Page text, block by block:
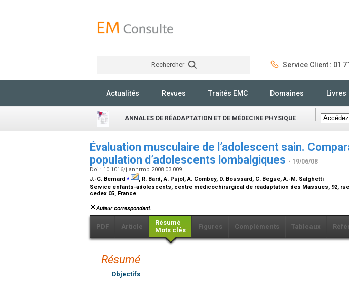
Rechercher Service Client : 01
Actualités Revues Traités EMC Domaines Livres
ANNALES DE RÉADAPTATION ET DE MÉDECINE PHYSIQUE
Évaluation musculaire de l’adolescent sain.
population d’adolescents lombalgiques - 19/06/08
Doi : 10.1016/j.annrmp.2008.03.009
J.-C. Bernard ⁎
, R. Bard, A. Pujol, A. Combey, D. Boussard, C. Begue, A.-M. Salghetti
Service enfants-adolescents, centre médicochirurgical de réadaptation des Massues, 92, rue
cedex 05, France
Auteur correspondant.
PDF Article
Résumé
Mots clés
Figures Compléments Tableaux
Résumé
Objectifs